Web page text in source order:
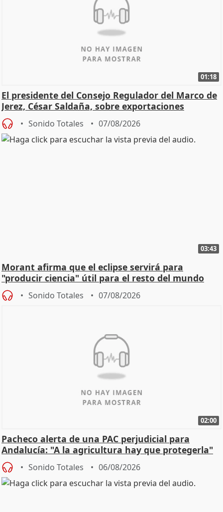
01:18
El presidente del Consejo Regulador del Marco de
Jerez, César Saldaña, sobre exportaciones
Sonido Totales 07/08/2026
03:43
Morant afirma que el eclipse servirá para
"producir ciencia" útil para el resto del mundo
Sonido Totales 07/08/2026
02:00
Pacheco alerta de una PAC perjudicial para
Andalucía: "A la agricultura hay que protegerla"
Sonido Totales 06/08/2026